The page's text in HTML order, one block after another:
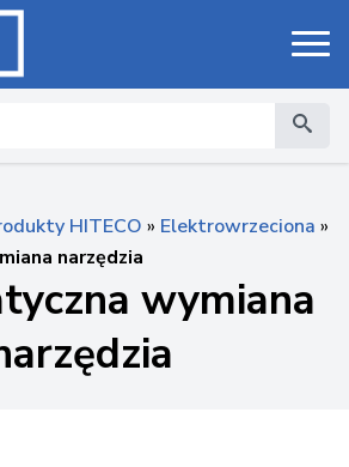
HITECO » Elektrowrzeciona »
narzędzia
wymiana